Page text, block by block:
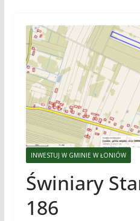
INWESTUJ W GMINIE W ŁONIÓW
Świniary
186